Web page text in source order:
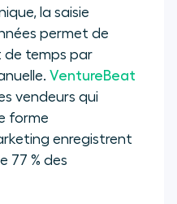
la saisie
permet de
de temps par
VentureBeat
vendeurs qui
forme
enregistrent
77 % des